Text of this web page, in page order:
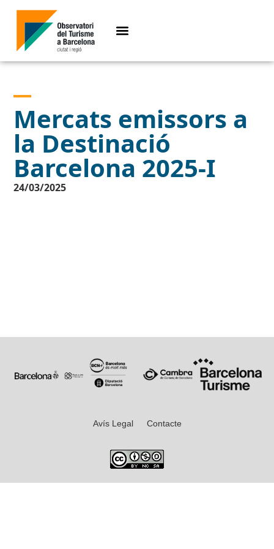
Mercats emissors a
la Destinació
Barcelona 2025-I
24/03/2025
Avís Legal Contacte